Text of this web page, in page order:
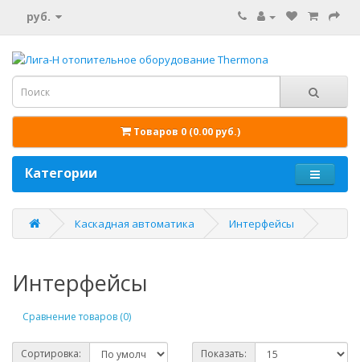
руб.
Товаров 0 (0.00 руб.)
Категории
Каскадная автоматика Интерфейсы
Интерфейсы
Сравнение товаров (0)
Сортировка: Показать: